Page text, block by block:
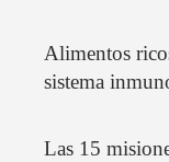
Alimentos
sistema
Las 15